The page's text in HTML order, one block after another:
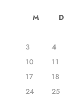
M D
3
4
10
11
17
18
24
25